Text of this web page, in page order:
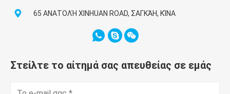
65 ΑΝΑΤΟΛΉ XINHUAN ROAD, ΣΑΓΚΆΗ, ΚΊΝΑ
Στείλτε το αίτημά σας απευθείας σε εμάς